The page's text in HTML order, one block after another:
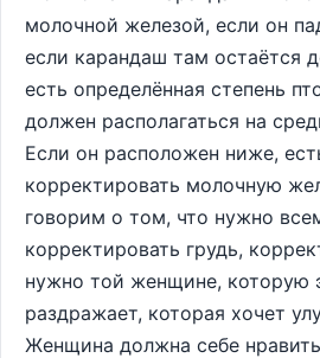
молочной железой, если он
если карандаш там остаётся
есть определённая степень
должен располагаться на
Если он расположен ниже,
корректировать молочную
говорим о том, что нужно
корректировать грудь,
нужно той женщине, которую
раздражает, которая хочет
Женщина должна себе